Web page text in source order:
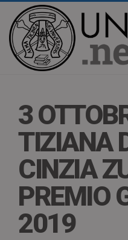
3
TIZIANA
CINZIA
PREMIO
2019